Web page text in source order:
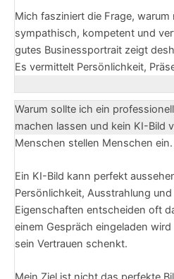
Mich fasziniert die Frage,
sympathisch, kompetent und
gutes Businessportrait zeigt
Es vermittelt Persönlichkeit,
Warum sollte ich ein
machen lassen und kein KI-Bild
Menschen stellen Menschen ein.
Ein KI-Bild kann perfekt
Persönlichkeit, Ausstrahlung
Eigenschaften entscheiden oft
einem Gespräch eingeladen
sein Vertrauen schenkt.